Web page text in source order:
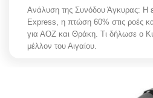
L’Art des Sens
All News
Ανάλυση της Συνόδου Άγκυρας: Η
Express, η πτώση 60% στις ροές
για ΑΟΖ και Θράκη. Τι δήλωσε ο
μέλλον του Αιγαίου.